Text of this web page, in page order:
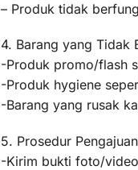
– Produk tidak
4. Barang yang Tidak
-Produk promo/flash
-Produk hygiene
-Barang yang rusak
5. Prosedur
-Kirim bukti foto/